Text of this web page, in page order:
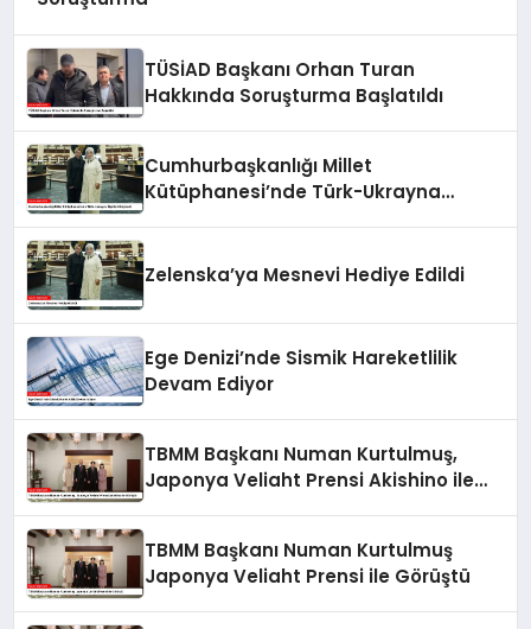
TÜSİAD Başkanı Orhan Turan
Hakkında Soruşturma Başlatıldı
Cumhurbaşkanlığı Millet
Kütüphanesi’nde Türk-Ukrayna
Zelenska’ya Mesnevi Hediye Edildi
Ege Denizi’nde Sismik Hareketlilik
Devam Ediyor
TBMM Başkanı Numan Kurtulmuş,
Japonya Veliaht Prensi Akishino ile
TBMM Başkanı Numan Kurtulmuş
Japonya Veliaht Prensi ile Görüştü